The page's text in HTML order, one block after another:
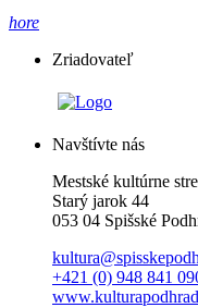
hore
Zriadovateľ
Navštívte nás
Mestské kultúrne
Starý jarok 44
053 04 Spišské
+421 (0) 948 841